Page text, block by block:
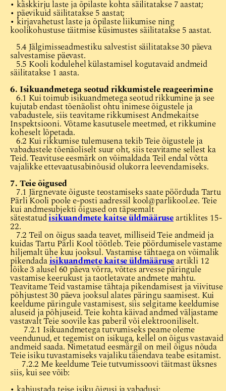
• käskkirju laste ja õpilaste kohta säilitatakse 7 aastat;
• päevikuid säilitatakse 5 aastat;
• kirjavahetust laste ja õpilaste liikumise ning
koolikohustuse täitmise küsimustes säilitatakse 5 aastat.
5.4 Jälgimisseadmestiku salvestist säilitatakse 30 päeva
salvestamise päevast.
5.5 Kooli kodulehel külastamisel kogutavaid andmeid
säilitatakse 1 aasta.
6. Isikuandmetega seotud rikkumistele reageerimine
6.1 Kui toimub isikuandmetega seotud rikkumine ja see
kujutab endast tõenäolist ohtu inimese õigustele ja
vabadustele, siis teavitame rikkumisest Andmekaitse
Inspektsiooni. Võtame kasutusele meetmed, et rikkumine
koheselt lõpetada.
6.2 Kui rikkumise tulemusena tekib Teie õigustele ja
vabadustele tõenäoliselt suur oht, siis teavitame sellest ka
Teid. Teavituse eesmärk on võimaldada Teil endal võtta
vajalikke ettevaatusabinõusid olukorra leevendamiseks.
7. Teie õigused
7.1 Järgnevate õiguste teostamiseks saate pöörduda Tartu
Pärli Kooli poole e-posti aadressil kool@parlikool.ee. Teie
kui andmesubjekti õigused on täpsemalt
sätestatudisikuandmete kaitse üldmääruseartiklites 15-
22.
7.2 Teil on õigus saada teavet, milliseid Teie andmeid ja
kuidas Tartu Pärli Kool töötleb. Teie pöördumisele vastame
hiljemalt ühe kuu jooksul. Vastamise tähtaega on võimalik
pikendadaisikuandmete kaitse üldmääruseartikli 12
lõike 3 alusel 60 päeva võrra, võttes arvesse päringule
vastamise keerukust ja taotletavate andmete mahtu.
Teavitame Teid vastamise tähtaja pikendamisest ja viivituse
põhjustest 30 päeva jooksul alates päringu saamisest. Kui
keeldume päringule vastamisest, siis selgitame keeldumise
aluseid ja põhjuseid. Teie kohta käivad andmed väljastame
vastavalt Teie soovile kas paberil või elektrooniliselt.
7.2.1 Isikuandmetega tutvumiseks peame oleme
veendunud, et tegemist on isikuga, kellel on õigus vastavaid
andmeid saada. Nimetatud eesmärgil on meil õigus nõuda
Teie isiku tuvastamiseks vajaliku täiendava teabe esitamist.
7.2.2 Me keeldume Teie tutvumissoovi täitmast üksnes
siis, kui see võib: